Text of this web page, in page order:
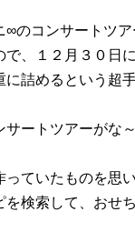
∞のコンサートツ
で、１２月３０日
に詰めるという超
サートツアーがな
ていたものを思
を検索して、おせ